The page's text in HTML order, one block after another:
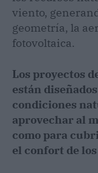
viento,
geometría, la
fotovoltaica.
Los proyectos
están
condiciones
aprovechar al
como para
el confort de